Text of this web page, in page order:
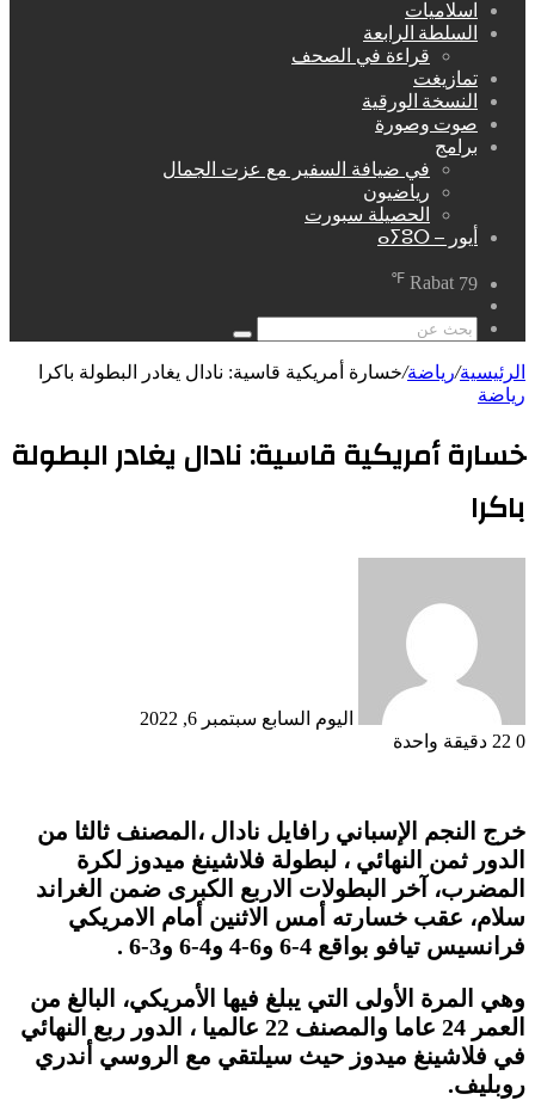
اسلاميات
السلطة الرابعة
قراءة في الصحف
تمازيغت
النسخة الورقية
صوت وصورة
برامج
في ضيافة السفير مع عزت الجمال
رياضيون
الحصيلة سبورت
أيور – ⴰⵢⵓⵔ
Rabat 79
℉
عشوائي
بحث
الرئيسية/رياضة/خسارة أمريكية قاسية: نادال يغادر البطولة باكرا
رياضة
خسارة أمريكية قاسية: نادال يغادر البطولة
باكرا
اليوم السابع سبتمبر 6, 2022
0
دقيقة واحدة
خرج النجم الإسباني رافايل نادال ،المصنف ثالثا من
الدور ثمن النهائي ، لبطولة فلاشينغ ميدوز لكرة
المضرب، آخر البطولات الاربع الكبرى ضمن الغراند
سلام، عقب خسارته أمس الاثنين أمام الامريكي
فرانسيس تيافو بواقع 4-6 و6-4 و4-6 و3-6 .
وهي المرة الأولى التي يبلغ فيها الأمريكي، البالغ من
العمر 24 عاما والمصنف 22 عالميا ، الدور ربع النهائي
في فلاشينغ ميدوز حيث سيلتقي مع الروسي أندري
روبليف.